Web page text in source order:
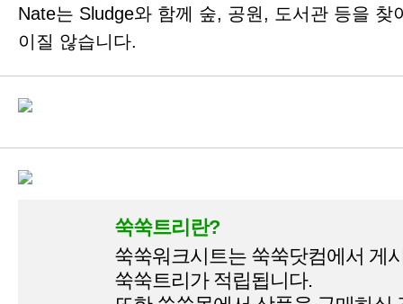
Nate는 Sludge와 함께 숲, 공원, 도서관 등을 찾
이질 않습니다.
쑥쑥트리란?
쑥쑥워크시트는 쑥쑥닷컴에서 게
쑥쑥트리가 적립됩니다.